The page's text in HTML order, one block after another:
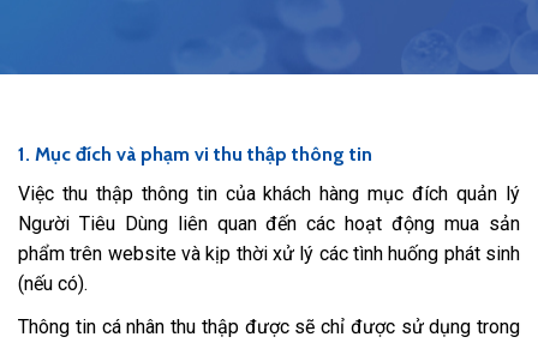
1. Mục đích và phạm vi thu thập thông tin
Việc thu thập thông tin của khách hàng mục đích quản lý
Người Tiêu Dùng liên quan đến các hoạt động mua sản
phẩm trên website và kịp thời xử lý các tình huống phát sinh
(nếu có).
Thông tin cá nhân thu thập được sẽ chỉ được sử dụng trong